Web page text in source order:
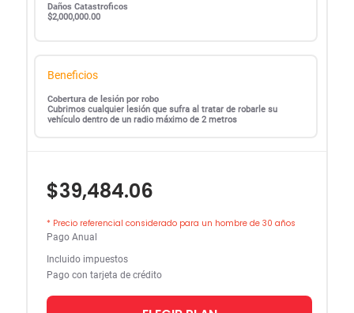
Daños Catastroficos
$2,000,000.00
Beneficios
Cobertura de lesión por robo
Cubrimos cualquier lesión que sufra al tratar de robarle su
vehículo dentro de un radio máximo de 2 metros
$39,484.06
* Precio referencial considerado para un hombre de 30 años
Pago Anual
Incluido impuestos
Pago con tarjeta de crédito